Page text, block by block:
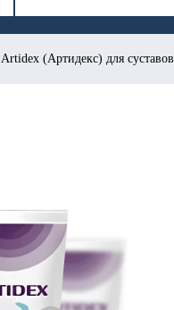
Artidex (Артидекс) для суставов